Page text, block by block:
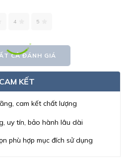
4 5
CẢ ĐÁNH GIÁ
CAM KẾT
cam kết chất lượng
uy tín, bảo hành lâu dài
phù hợp mục đích sử dụng